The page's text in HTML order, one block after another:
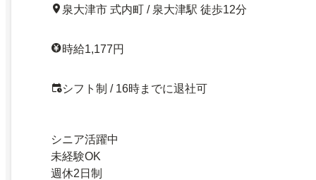
泉大津市 式内町 / 泉大津駅 徒歩12分
時給1,177円
シフト制 / 16時までに退社可
シニア活躍中
未経験OK
週休2日制